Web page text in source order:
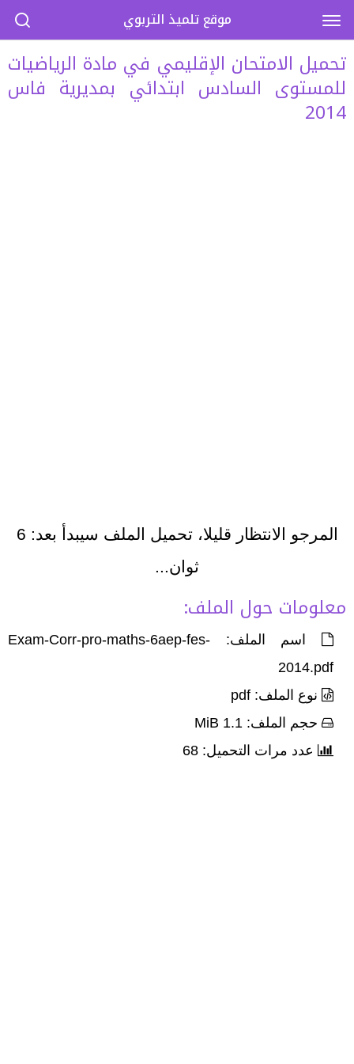
تحميل الامتحان الإقليمي في مادة الرياضيات
للمستوى السادس ابتدائي بمديرية فاس
2014
المرجو الانتظار قليلا، تحميل الملف سيبدأ بعد: 6
ثوان...
معلومات حول الملف:
اسم الملف: Exam-Corr-pro-maths-6aep-fes-
2014.pdf
نوع الملف: pdf
حجم الملف: 1.1 MiB
عدد مرات التحميل: 68
موقع تلميذ التربوي